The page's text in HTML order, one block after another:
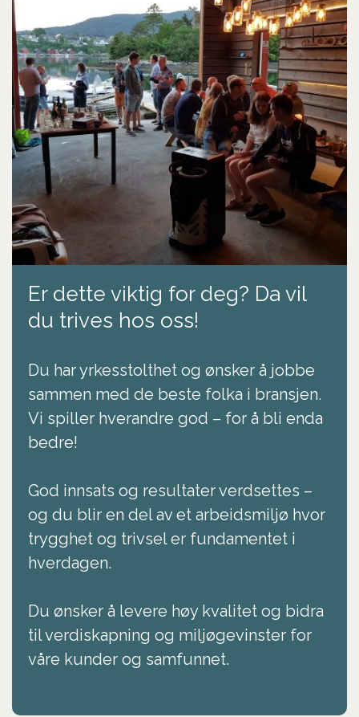
Er dette viktig for deg? Da vil
du trives hos oss!
Du har yrkesstolthet og ønsker å jobbe
sammen med de beste folka i bransjen.
Vi spiller hverandre god – for å bli enda
bedre!
God innsats og resultater verdsettes –
og du blir en del av et arbeidsmiljø hvor
trygghet og trivsel er fundamentet i
hverdagen.
Du ønsker å levere høy kvalitet og bidra
til verdiskapning og miljøgevinster for
våre kunder og samfunnet.